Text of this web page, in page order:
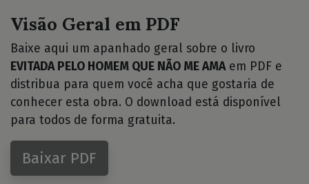
Visão Geral em PDF
Baixe aqui um apanhado geral sobre o livro
EVITADA PELO HOMEM QUE NÃO ME AMAem PDF e
distribua para quem você acha que gostaria de
conhecer esta obra. O download está disponível
para todos de forma gratuita.
Baixar PDF